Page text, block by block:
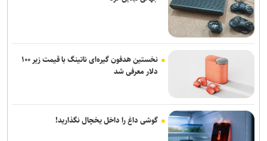
نخستین هدفون گیره‌ای ناتینگ با قیمت زیر ۱۰۰
دلار معرفی شد
گوشی داغ را داخل یخچال نگذارید!